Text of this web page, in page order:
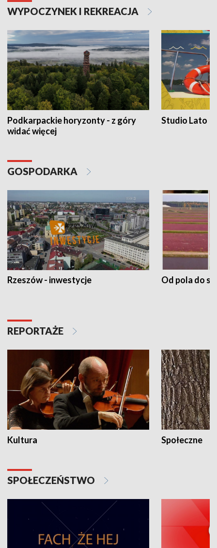
WYPOCZYNEK I REKREACJA
Podkarpackie horyzonty - z góry
widać więcej
Studio Lato
GOSPODARKA
Rzeszów - inwestycje Od pola do
REPORTAŻE
Kultura Społeczne
SPOŁECZEŃSTWO